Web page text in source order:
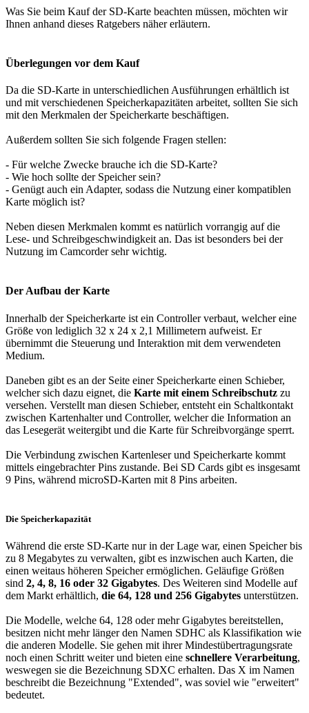
Was Sie beim Kauf der SD-Karte beachten müssen, möchten wir
Ihnen anhand dieses Ratgebers näher erläutern.
Überlegungen vor dem Kauf
Da die SD-Karte in unterschiedlichen Ausführungen erhältlich ist
und mit verschiedenen Speicherkapazitäten arbeitet, sollten Sie sich
mit den Merkmalen der Speicherkarte beschäftigen.
Außerdem sollten Sie sich folgende Fragen stellen:
- Für welche Zwecke brauche ich die SD-Karte?
- Wie hoch sollte der Speicher sein?
- Genügt auch ein Adapter, sodass die Nutzung einer kompatiblen
Karte möglich ist?
Neben diesen Merkmalen kommt es natürlich vorrangig auf die
Lese- und Schreibgeschwindigkeit an. Das ist besonders bei der
Nutzung im Camcorder sehr wichtig.
Der Aufbau der Karte
Innerhalb der Speicherkarte ist ein Controller verbaut, welcher eine
Größe von lediglich 32 x 24 x 2,1 Millimetern aufweist. Er
übernimmt die Steuerung und Interaktion mit dem verwendeten
Medium.
Daneben gibt es an der Seite einer Speicherkarte einen Schieber,
welcher sich dazu eignet, die Karte mit einem Schreibschutz zu
versehen. Verstellt man diesen Schieber, entsteht ein Schaltkontakt
zwischen Kartenhalter und Controller, welcher die Information an
das Lesegerät weitergibt und die Karte für Schreibvorgänge sperrt.
Die Verbindung zwischen Kartenleser und Speicherkarte kommt
mittels eingebrachter Pins zustande. Bei SD Cards gibt es insgesamt
9 Pins, während microSD-Karten mit 8 Pins arbeiten.
Die Speicherkapazität
Während die erste SD-Karte nur in der Lage war, einen Speicher bis
zu 8 Megabytes zu verwalten, gibt es inzwischen auch Karten, die
einen weitaus höheren Speicher ermöglichen. Geläufige Größen
sind 2, 4, 8, 16 oder 32 Gigabytes. Des Weiteren sind Modelle auf
dem Markt erhältlich, die 64, 128 und 256 Gigabytes unterstützen.
Die Modelle, welche 64, 128 oder mehr Gigabytes bereitstellen,
besitzen nicht mehr länger den Namen SDHC als Klassifikation wie
die anderen Modelle. Sie gehen mit ihrer Mindestübertragungsrate
noch einen Schritt weiter und bieten eine schnellere Verarbeitung,
weswegen sie die Bezeichnung SDXC erhalten. Das X im Namen
beschreibt die Bezeichnung "Extended", was soviel wie "erweitert"
bedeutet.